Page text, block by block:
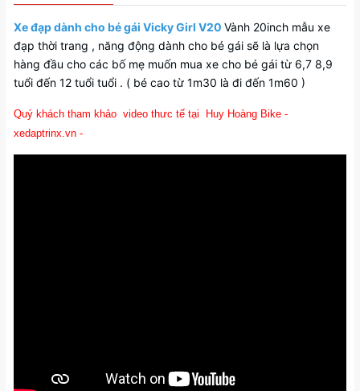
Xe đạp dành cho bé gái Vicky Girl V20 Vành 20inch mẫu xe
đạp thời trang , năng động dành cho bé gái sẽ là lựa chọn
hàng đầu cho các bố mẹ muốn mua xe cho bé gái từ 6,7 8,9
tuổi đến 12 tuổi tuổi . ( bé cao từ 1m30 là đi đến 1m60 )
Quý khách tham khảo video thưc tế tại Huy Hoàng Bike -
xedaptrinx.vn -